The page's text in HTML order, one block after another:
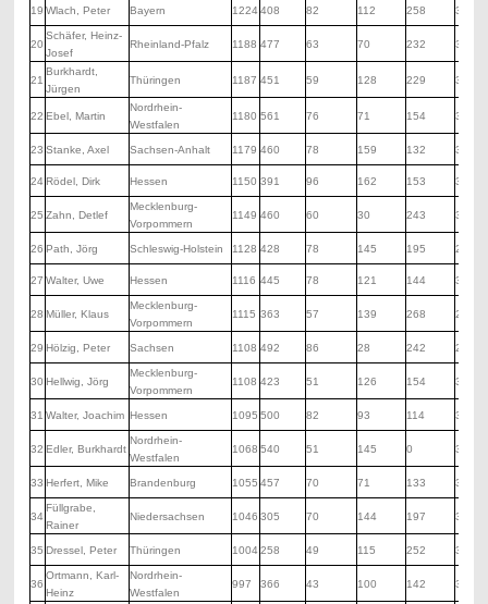
19 Wlach, Peter Bayern 1224408 82 112 258 364
20
Schäfer, Heinz-
Josef
Rheinland-Pfalz 1188 477 63 70 232 346
21
Burkhardt,
Jürgen
Thüringen 1187 451 59 128 229 320
22 Ebel, Martin
Nordrhein-
Westfalen
1180 561 76 71 154 318
23 Stanke, Axel Sachsen-Anhalt 1179 460 78 159 132 350
24Rödel, Dirk Hessen 1150 391 96 162 153 348
25 Zahn, Detlef
Mecklenburg-
Vorpommern
1149 460 60 30 243 356
26 Path, Jörg Schleswig-Holstein 1128 428 78 145 195 282
27 Walter, Uwe Hessen 1116 445 78 121 144 328
28 Müller, Klaus
Mecklenburg-
Vorpommern
1115 363 57 139 268 288
29 Hölzig, Peter Sachsen 1108 492 86 28 242 260
30 Hellwig, Jörg
Mecklenburg-
Vorpommern
1108 423 51 126 154 354
31 Walter, Joachim Hessen 1095 500 82 93 114 306
32 Edler, Burkhardt
Nordrhein-
Westfalen
1068 540 51 145 0 332
33 Herfert, Mike Brandenburg 1055 457 70 71 133 324
34
Füllgrabe,
Rainer
Niedersachsen 1046 305 70 144 197 330
35 Dressel, Peter Thüringen 1004258 49 115 252 330
36
Ortmann, Karl-
Heinz
Nordrhein-
Westfalen
997 366 43 100 142 346